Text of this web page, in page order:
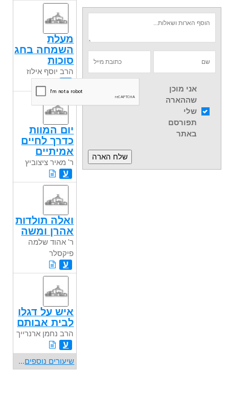
אני מוכן
שההארה
שלי
תפורסם
באתר
מעלת
השמחה בחג
סוכות
הרב יוסף אילוז
ע
יום המוות
כדרך לחיים
אמיתיים
ר' מאיר ציצוביץ
ע
ואלה תולדות
אהרן ומשה
ר' אהוד שלמה
פיקסלר
ע
איש על דגלו
לבית אבותם
הרב נחמן ארנרייך
ע
שיעורים נוספים...